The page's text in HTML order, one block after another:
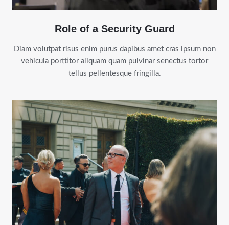
Role of a Security Guard
Diam volutpat risus enim purus dapibus amet cras ipsum non
vehicula porttitor aliquam quam pulvinar senectus tortor
tellus pellentesque fringilla.